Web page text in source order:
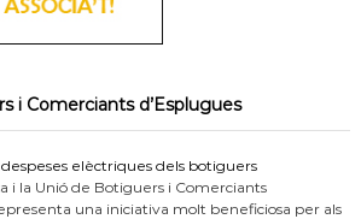
i Comerciants d’Esplugues
elèctriques dels botiguers
i la Unió de Botiguers i Comerciants
una iniciativa molt beneficiosa per als